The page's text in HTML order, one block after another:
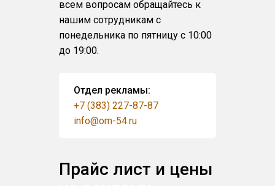
всем вопросам обращайтесь к
нашим сотрудникам с
понедельника по пятницу с 10:00
до 19:00.
Отдел рекламы:
+7 (383) 227-87-87
info@om-54.ru
Прайс лист и цены